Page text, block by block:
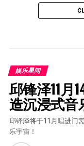
娱乐星闻
邱锋泽11月
造沉浸式音
邱锋泽将于11月唱进门
乐宇宙！